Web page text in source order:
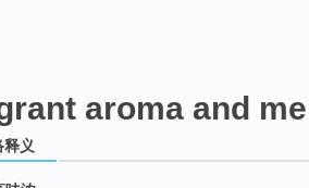
aroma and
释义